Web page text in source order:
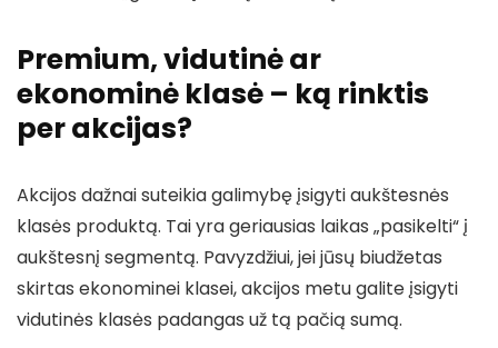
Premium, vidutinė ar
ekonominė klasė – ką rinktis
per akcijas?
Akcijos dažnai suteikia galimybę įsigyti aukštesnės
klasės produktą. Tai yra geriausias laikas „pasikelti“ į
aukštesnį segmentą. Pavyzdžiui, jei jūsų biudžetas
skirtas ekonominei klasei, akcijos metu galite įsigyti
vidutinės klasės padangas už tą pačią sumą.